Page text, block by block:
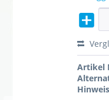
Artikel